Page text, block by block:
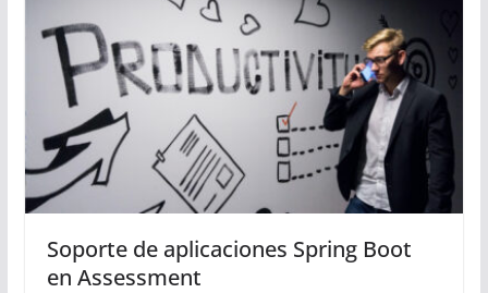
Soporte de aplicaciones Spring Boot
en Assessment